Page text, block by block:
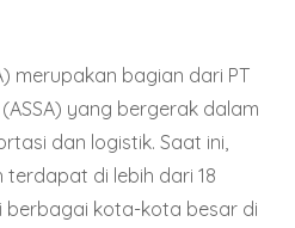
merupakan bagian dari PT
yang bergerak dalam
dan logistik. Saat ini,
terdapat di lebih dari 18
berbagai kota-kota besar di